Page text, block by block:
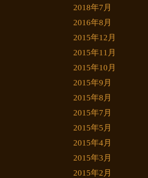
2018年7月
2016年8月
2015年12月
2015年11月
2015年10月
2015年9月
2015年8月
2015年7月
2015年5月
2015年4月
2015年3月
2015年2月